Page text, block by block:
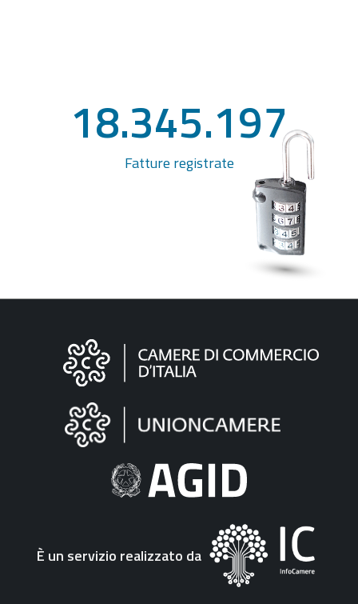
18.345.197
Fatture registrate
Informazioni
"Fattura
Elettronica"
È un servizio realizzato da